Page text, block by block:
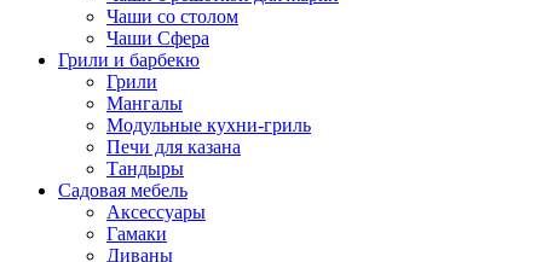
Чаши со столом
Чаши Сфера
Грили и барбекю
Грили
Мангалы
Модульные кухни-гриль
Печи для казана
Тандыры
Садовая мебель
Аксессуары
Гамаки
Диваны